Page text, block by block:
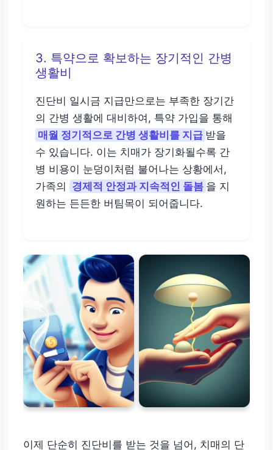
3. 특약으로 확보하는 장기적인 간병
생활비
진단비 일시금 지급만으로는 부족한 장기간
의 간병 생활에 대비하여, 특약 가입을 통해
매월 정기적으로 간병 생활비를 지급 받을
수 있습니다. 이는 치매가 장기화될수록 간
병 비용이 눈덩이처럼 불어나는 상황에서,
가족의
경제적 안정과 지속적인 돌봄 을 지
원하는 든든한 버팀목이 되어줍니다.
이제 단순히 진단비를 받는 것을 넘어, 치매의 단